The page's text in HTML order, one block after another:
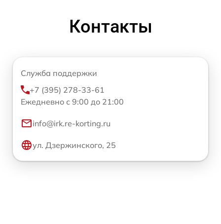
Контакты
Служба поддержки
+7 (395) 278-33-61
Ежедневно с 9:00 до 21:00
info@irk.re-korting.ru
ул. Дзержинского, 25